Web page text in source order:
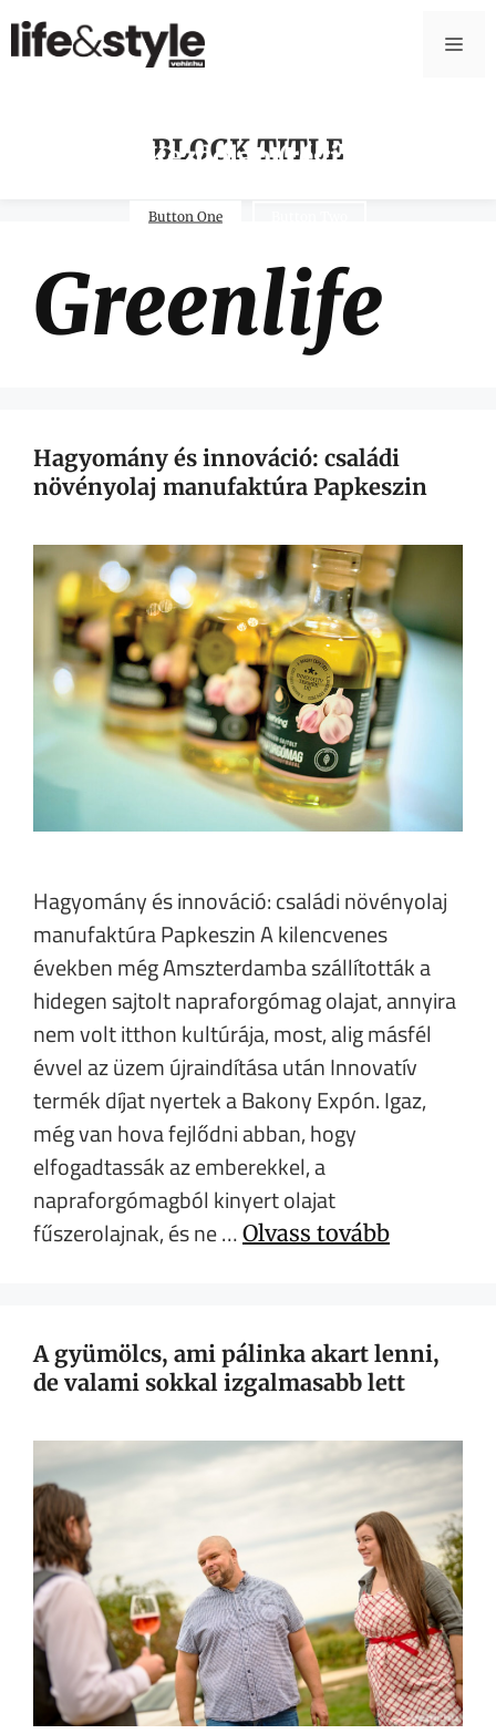
BLOCK TITLE
Kezdőlap (régi)
Button One
Greenlife
Hagyomány és innováció: családi
növényolaj manufaktúra Papkeszin
Hagyomány és innováció: családi növényolaj
manufaktúra Papkeszin A kilencvenes
években még Amszterdamba szállították a
hidegen sajtolt napraforgómag olajat, annyira
nem volt itthon kultúrája, most, alig másfél
évvel az üzem újraindítása után Innovatív
termék díjat nyertek a Bakony Expón. Igaz,
még van hova fejlődni abban, hogy
elfogadtassák az emberekkel, a
napraforgómagból kinyert olajat
fűszerolajnak, és ne … Olvass tovább
A gyümölcs, ami pálinka akart lenni,
de valami sokkal izgalmasabb lett